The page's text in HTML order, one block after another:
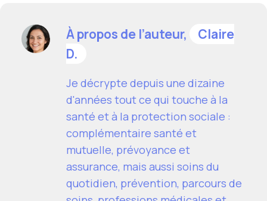
À propos de l’auteur,
Claire
D.
Je décrypte depuis une dizaine
d'années tout ce qui touche à la
santé et à la protection sociale :
complémentaire santé et
mutuelle, prévoyance et
assurance, mais aussi soins du
quotidien, prévention, parcours de